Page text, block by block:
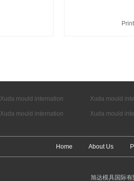
Xuda mould internation Xuda mould
Xuda mould internation Xuda mould
Home About Us
旭达模具国际